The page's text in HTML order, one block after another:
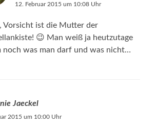
12. Februar 2015 um 10:08 Uhr
Vorsicht ist die Mutter der
😉 Man weiß ja heutzutage
noch was man darf und was nicht…
Jaeckel
2015 um 10:00 Uhr